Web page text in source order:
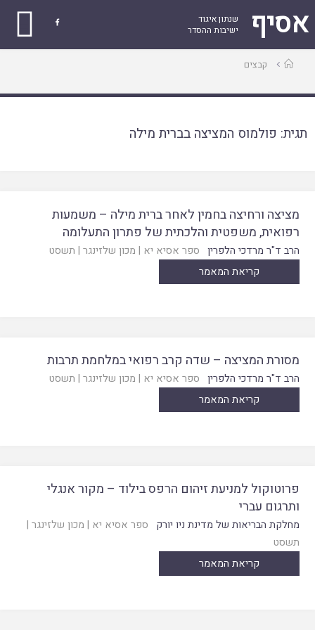
אסיף
שנתון איגוד
ישיבות ההסדר

עמודקבצים
תגית: פולמוס המציצה בברית מילה
מציצה ורחיצה בחמין לאחר ברית מילה – משמעות
רפואית, משפטית והלכתית של פתרון התעלומה
הרב ד"ר מרדכי הלפרין ספר אסיא יא | מכון שלזינגר | תשסט
קריאת המאמר
מסורת המציצה – שדה קרב רפואי במלחמת תרבות
הרב ד"ר מרדכי הלפרין ספר אסיא יא | מכון שלזינגר | תשסט
קריאת המאמר
פרוטוקול למניעת זיהום הרפס בילוד – מקור אנגלי
ותרגום עברי
מחלקת הבריאות של מדינת ניו יורק ספר אסיא יא | מכון שלזינגר |
תשסט
קריאת המאמר